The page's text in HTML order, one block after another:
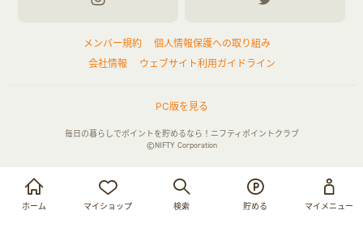
お買い物・サービス利用で貯める
ログイン
ホーム マイショップ 検索 貯める マイメニュー
メンバー規約
個人情報保護への取り組み
会社情報
ウェブサイト利用ガイドライン
PC版を見る
毎日の暮らしでポイントを貯めるなら！ニフティポイントクラブ
©NIFTY Corporation